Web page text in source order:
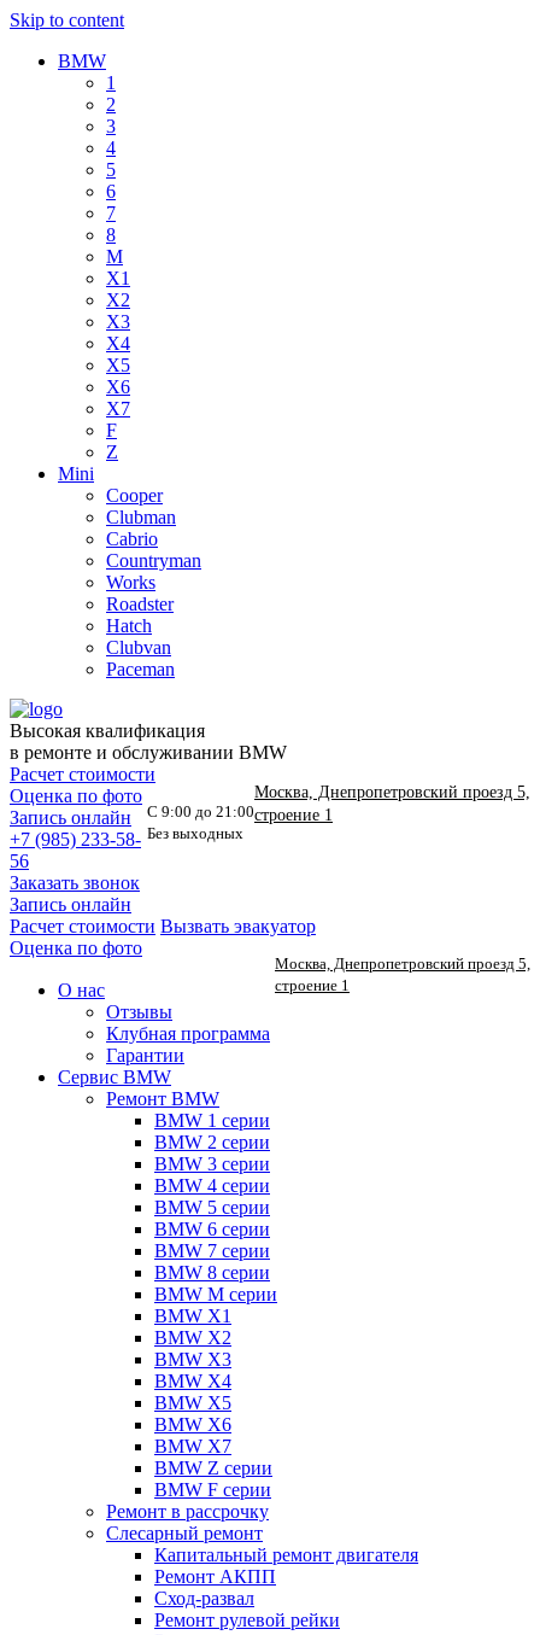
Skip to content
BMW
1
2
3
4
5
6
7
8
M
X1
X2
X3
X4
X5
X6
X7
F
Z
Mini
Cooper
Clubman
Cabrio
Countryman
Works
Roadster
Hatch
Clubvan
Paceman
Высокая квалификация
в ремонте и обслуживании BMW
Москва, Днепропетровский проезд 5,
строение 1
Расчет стоимости
С 9:00 до 21:00
Без выходных
Оценка по фото
Запись онлайн
+7 (985) 233-58-
56
Заказать звонок
Запись онлайн
Расчет стоимости Вызвать эвакуатор
Москва, Днепропетровский проезд 5,
строение 1
Оценка по фото
О нас
Отзывы
Клубная программа
Гарантии
Сервис BMW
Ремонт BMW
BMW 1 серии
BMW 2 серии
BMW 3 серии
BMW 4 серии
BMW 5 серии
BMW 6 серии
BMW 7 серии
BMW 8 серии
BMW M серии
BMW X1
BMW X2
BMW X3
BMW X4
BMW X5
BMW X6
BMW X7
BMW Z серии
BMW F серии
Ремонт в рассрочку
Слесарный ремонт
Капитальный ремонт двигателя
Ремонт АКПП
Сход-развал
Ремонт рулевой рейки